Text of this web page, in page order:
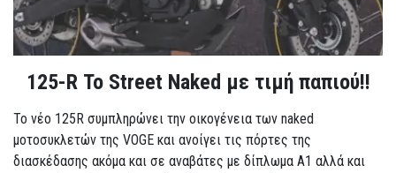
125-R Το Street Naked με τιμή παπιού!!
Το νέο 125R συμπληρώνει την οικογένεια των naked
μοτοσυκλετών της VOGE και ανοίγει τις πόρτες της
διασκέδασης ακόμα και σε αναβάτες με δίπλωμα A1 αλλά και